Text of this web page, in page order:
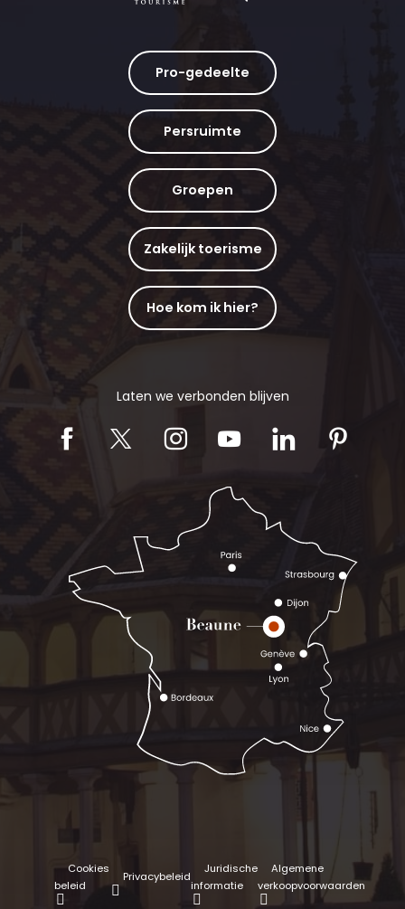
Pro-gedeelte
Persruimte
Groepen
Zakelijk toerisme
Hoe kom ik hier?
Laten we verbonden blijven
Cookies
beleid
Privacybeleid
Juridische
informatie
Algemene
verkoopvoorwaarden